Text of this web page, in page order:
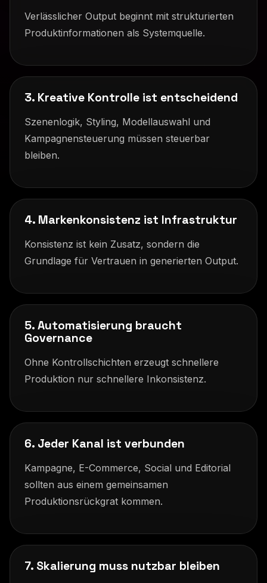
Verlässlicher Output beginnt mit strukturierten
Produktinformationen als Systemquelle.
3. Kreative Kontrolle ist entscheidend
Szenenlogik, Styling, Modellauswahl und
Kampagnensteuerung müssen steuerbar
bleiben.
4. Markenkonsistenz ist Infrastruktur
Konsistenz ist kein Zusatz, sondern die
Grundlage für Vertrauen in generierten Output.
5. Automatisierung braucht
Governance
Ohne Kontrollschichten erzeugt schnellere
Produktion nur schnellere Inkonsistenz.
6. Jeder Kanal ist verbunden
Kampagne, E-Commerce, Social und Editorial
sollten aus einem gemeinsamen
Produktionsrückgrat kommen.
7. Skalierung muss nutzbar bleiben